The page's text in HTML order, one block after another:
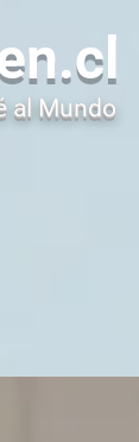
al Mundo